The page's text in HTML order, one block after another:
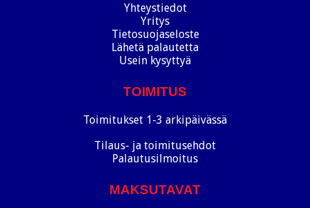
Yhteystiedot
Yritys
Tietosuojaseloste
Lähetä palautetta
Usein kysyttyä
TOIMITUS
Toimitukset 1-3 arkipäivässä
Tilaus- ja toimitusehdot
Palautusilmoitus
MAKSUTAVAT